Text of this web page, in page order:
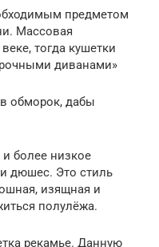
предметом
Массовая
тогда кушетки
диванами»
обморок, дабы
более низкое
дюшес. Это стиль
изящная и
полулёжа.
рекамье. Данную